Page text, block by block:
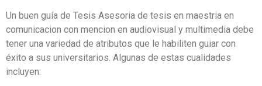
Un buen guía de Tesis Asesoria de tesis en maestria en
comunicacion con mencion en audiovisual y multimedia debe
tener una variedad de atributos que le habiliten guiar con
éxito a sus universitarios. Algunas de estas cualidades
incluyen: